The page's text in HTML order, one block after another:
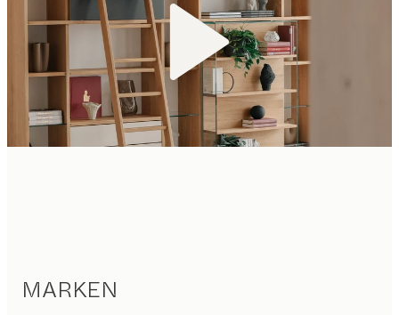
MARKEN